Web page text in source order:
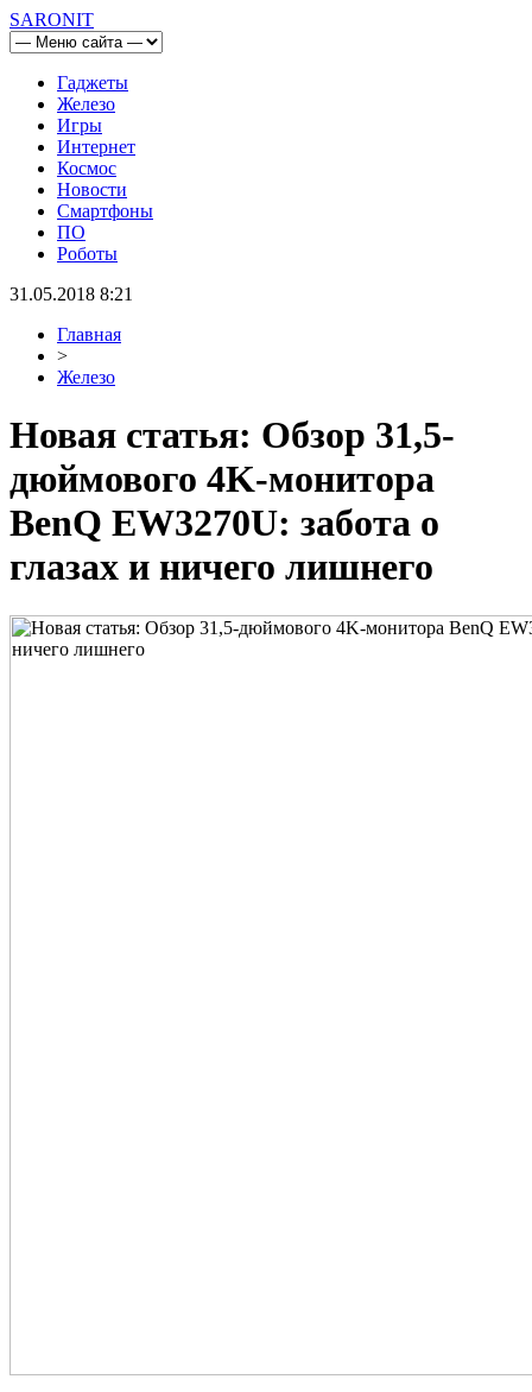
SARONIT
Гаджеты
Железо
Игры
Интернет
Космос
Новости
Смартфоны
ПО
Роботы
31.05.2018 8:21
Главная
>
Железо
Новая статья: Обзор 31,5-
дюймового 4K-монитора
BenQ EW3270U: забота о
глазах и ничего лишнего